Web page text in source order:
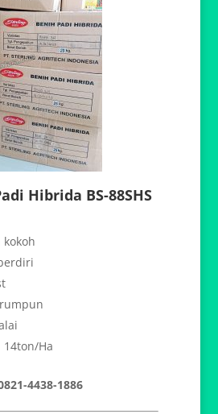
Hibrida BS-88SHS
14ton/Ha
4438-1886